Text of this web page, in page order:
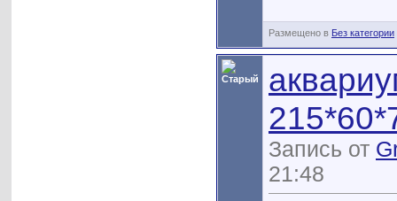
Размещено в Без категории
Запись от
21:48